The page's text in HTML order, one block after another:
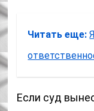
Читать еще:
Если суд